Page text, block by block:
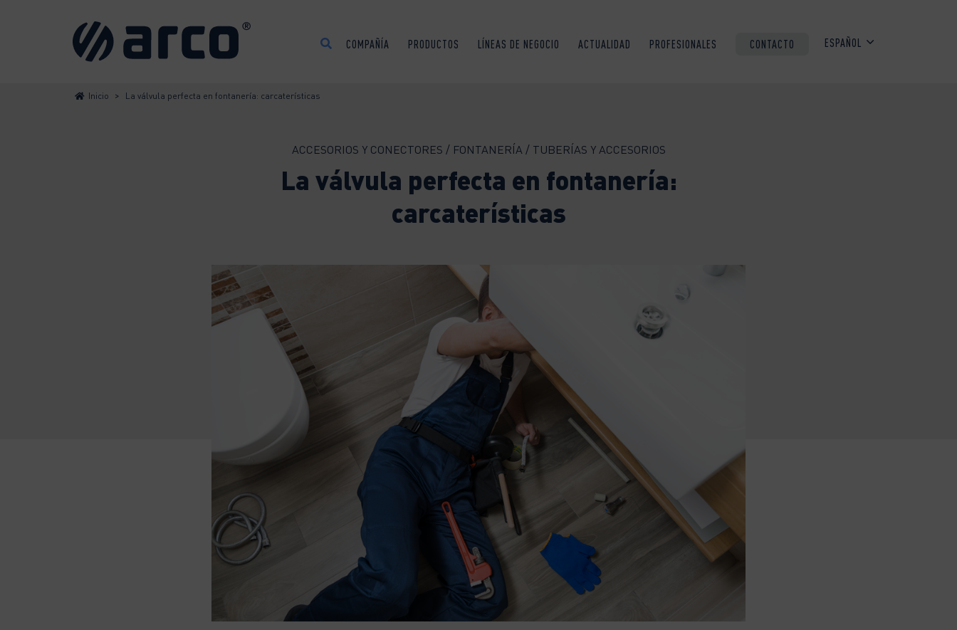
COMPAÑÍA PRODUCTOS LÍNEAS DE NEGOCIO ACTUALIDAD PROFESIONALES CONTACTO ESPAÑOL
Inicio > La válvula perfecta en fontanería: carcaterísticas
ACCESORIOS Y CONECTORES / FONTANERÍA / TUBERÍAS Y ACCESORIOS
La válvula perfecta en fontanería:
carcaterísticas